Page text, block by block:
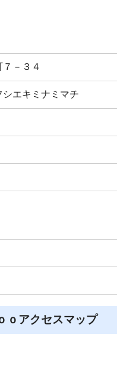
－３４
エキミナミマチ
ｏアクセスマップ